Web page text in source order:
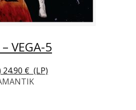
VEGA-5
24.90 € (LP)